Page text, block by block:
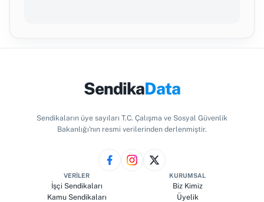
SendikaData
Sendikaların üye sayıları T.C. Çalışma ve Sosyal Güvenlik
Bakanlığı'nın resmi verilerinden derlenmiştir.
VERILER
İşçi Sendikaları
Kamu Sendikaları
KURUMSAL
Biz Kimiz
Üyelik